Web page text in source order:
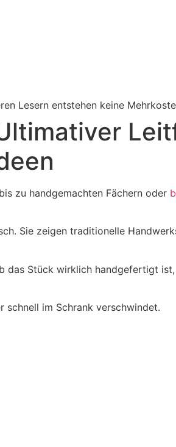
Lesern entstehen keine
zu handgemachten Fächern oder
Sie zeigen traditionelle
das Stück wirklich handgefertigt
schnell im Schrank verschwindet.